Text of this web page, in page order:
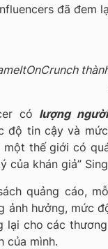
đã đem
có lượng
độ tin cậy và
một thế giới có
của khán giả”
quảng cáo,
ảnh hưởng, mức
lại cho các
của mình.